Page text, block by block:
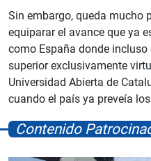
Sin embargo, queda mucho
equiparar el avance que ya
como España donde
superior exclusivamente
Universidad Abierta de
cuando el país ya preveía
Contenido